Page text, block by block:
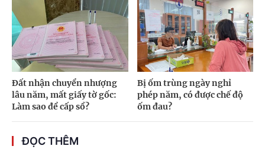
Đất nhận chuyển nhượng
lâu năm, mất giấy tờ gốc:
Làm sao để cấp sổ?
Bị ốm trùng ngày nghỉ
phép năm, có được chế độ
ốm đau?
ĐỌC THÊM